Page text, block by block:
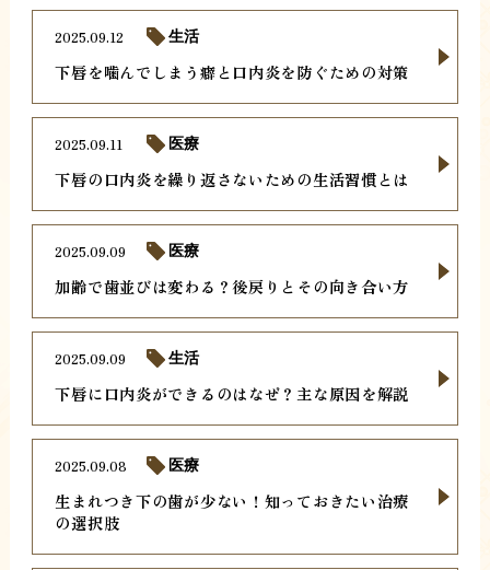
下唇を噛んでしまう癖と口内炎を防ぐための対策
2025.09.12 生活
下唇の口内炎を繰り返さないための生活習慣とは
2025.09.11 医療
加齢で歯並びは変わる？後戻りとその向き合い方
2025.09.09 医療
下唇に口内炎ができるのはなぜ？主な原因を解説
2025.09.09 生活
生まれつき下の歯が少ない！知っておきたい治療
の選択肢
2025.09.08 医療